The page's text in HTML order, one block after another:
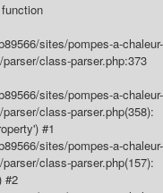
sites/pompes-a-chaleur-
class-parser.php:373
sites/pompes-a-chaleur-
class-parser.php(358):
#1
sites/pompes-a-chaleur-
class-parser.php(157):
#2